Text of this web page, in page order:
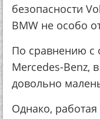
безопасности
BMW не особо
По сравнению с
Mercedes-Benz,
довольно
Однако,